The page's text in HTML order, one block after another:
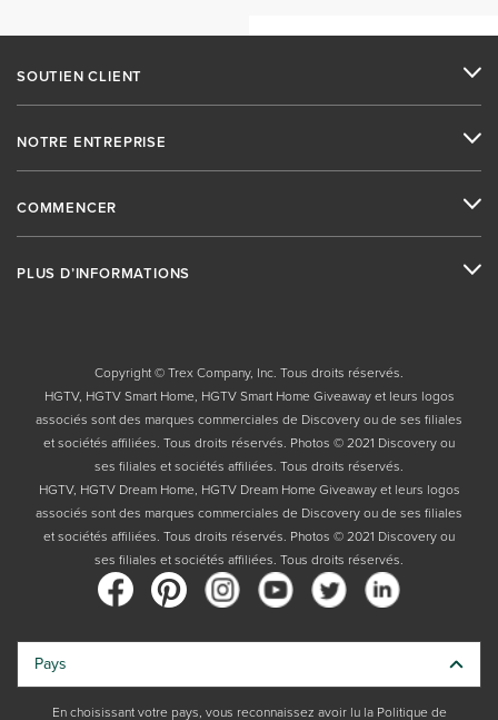
SOUTIEN CLIENT
NOTRE ENTREPRISE
COMMENCER
PLUS D’INFORMATIONS
Copyright © Trex Company, Inc. Tous droits réservés.
HGTV, HGTV Smart Home, HGTV Smart Home Giveaway et leurs logos
associés sont des marques commerciales de Discovery ou de ses filiales
et sociétés affiliées. Tous droits réservés. Photos © 2021 Discovery ou
ses filiales et sociétés affiliées. Tous droits réservés.
HGTV, HGTV Dream Home, HGTV Dream Home Giveaway et leurs logos
associés sont des marques commerciales de Discovery ou de ses filiales
et sociétés affiliées. Tous droits réservés. Photos © 2021 Discovery ou
ses filiales et sociétés affiliées. Tous droits réservés.
Pays
En choisissant votre pays, vous reconnaissez avoir lu la Politique de